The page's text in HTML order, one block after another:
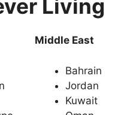
Living
Middle East
Bahrain
Jordan
Kuwait